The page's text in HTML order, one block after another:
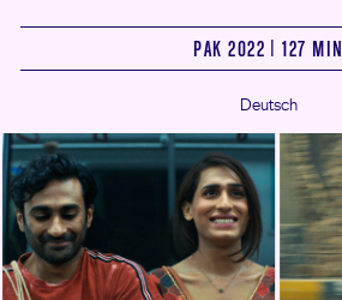
PAK 2022 | 127 MIN
Deutsch